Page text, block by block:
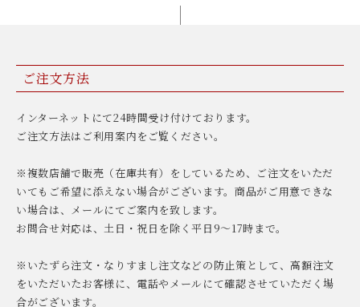
ご注文方法
インターネットにて24時間受け付けております。
ご注文方法はご利用案内をご覧ください。
※複数店舗で販売（在庫共有）をしているため、ご注文をいただ
いてもご希望に添えない場合がございます。商品がご用意できな
い場合は、メールにてご案内を致します。
お問合せ対応は、土日・祝日を除く平日9〜17時まで。
※いたずら注文・なりすまし注文などの防止策として、高額注文
をいただいたお客様に、電話やメールにて確認させていただく場
合がございます。